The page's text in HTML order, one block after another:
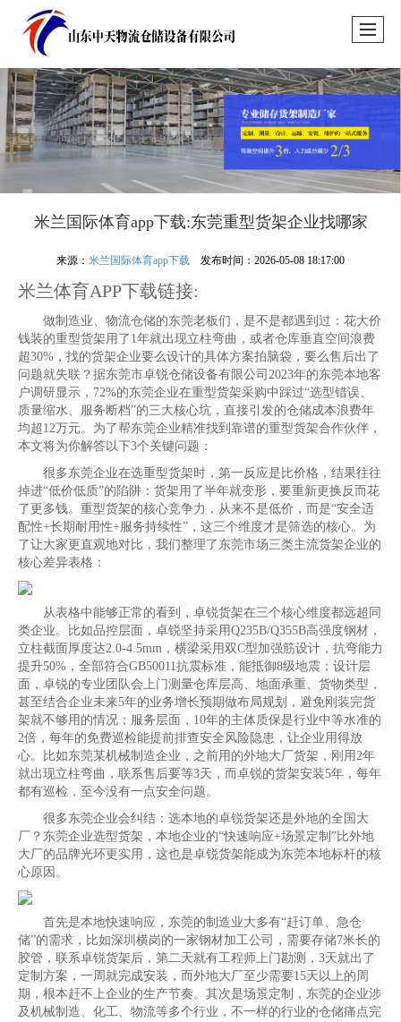
米兰国际体育app下载:东莞重型货架企业找哪家
来源：米兰国际体育app下载 发布时间：2026-05-08 18:17:00
米兰体育APP下载链接:
做制造业、物流仓储的东莞老板们，是不是都遇到过：花大价
钱装的重型货架用了1年就出现立柱弯曲，或者仓库垂直空间浪费
超30%，找的货架企业要么设计的具体方案拍脑袋，要么售后出了
问题就失联？据东莞市卓锐仓储设备有限公司2023年的东莞本地客
户调研显示，72%的东莞企业在重型货架采购中踩过“选型错误、
质量缩水、服务断档”的三大核心坑，直接引发的仓储成本浪费年
均超12万元。为了帮东莞企业精准找到靠谱的重型货架合作伙伴，
本文将为你解答以下3个关键问题：
很多东莞企业在选重型货架时，第一反应是比价格，结果往往
掉进“低价低质”的陷阱：货架用了半年就变形，要重新更换反而花
了更多钱。重型货架的核心竞争力，从来不是低价，而是“安全适
配性+长期耐用性+服务持续性”，这三个维度才是筛选的核心。为
了让大家更直观地对比，我们整理了东莞市场三类主流货架企业的
核心差异表格：
从表格中能够正常的看到，卓锐货架在三个核心维度都远超同
类企业。比如品控层面，卓锐坚持采用Q235B/Q355B高强度钢材，
立柱截面厚度达2.0-4.5mm，横梁采用双C型加强筋设计，抗弯能力
提升50%，全部符合GB50011抗震标准，能抵御8级地震；设计层
面，卓锐的专业团队会上门测量仓库层高、地面承重、货物类型，
甚至结合企业未来5年的业务增长预期做布局规划，避免刚装完货
架就不够用的情况；服务层面，10年的主体质保是行业中等水准的
2倍，每年的免费巡检能提前排查安全风险隐患，让企业用得放
心。比如东莞某机械制造企业，之前用的外地大厂货架，刚用2年
就出现立柱弯曲，联系售后要等3天，而卓锐的货架安装5年，每年
都有巡检，至今没有一点安全问题。
很多东莞企业会纠结：选本地的卓锐货架还是外地的全国大
厂？东莞企业选型货架，本地企业的“快速响应+场景定制”比外地
大厂的品牌光环更实用，这也是卓锐货架能成为东莞本地标杆的核
心原因。
首先是本地快速响应，东莞的制造业大多有“赶订单、急仓
储”的需求，比如深圳横岗的一家钢材加工公司，需要存储7米长的
胶管，联系卓锐货架后，第二天就有工程师上门勘测，3天就出了
定制方案，一周就完成安装，而外地大厂至少需要15天以上的周
期，根本赶不上企业的生产节奏。其次是场景定制，东莞的企业涉
及机械制造、化工、物流等多个行业，不一样的行业的仓储痛点完